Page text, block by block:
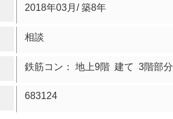
2018年03月/ 築8年
相談
鉄筋コン： 地上9階 建て 3階部分
683124